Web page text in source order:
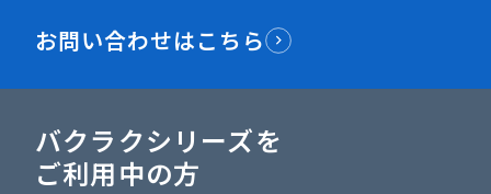
お問い合わせはこちら
バクラクシリーズを
ご利用中の方